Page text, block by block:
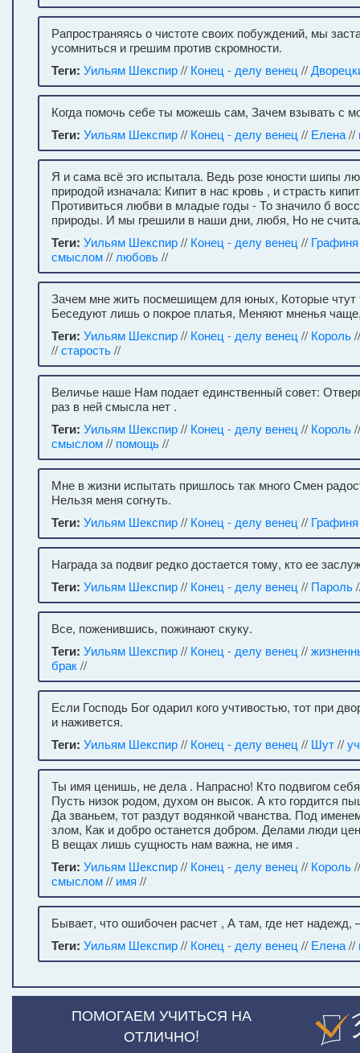
Рапространяясь о чистоте своих побуждений, мы
усомниться и грешим против скромности.
Теги: Уильям Шекспир// Конец - делу венец //
Когда помочь себе ты можешь сам, Зачем взывать с
Теги: Уильям Шекспир// Конец - делу венец // Елена//
Я и сама всё эго испытала. Ведь розе юности шипы
природой изначала: Кипит в нас кровь , и страсть
Противиться любви в младые годы - То значило б
природы. И мы грешили в наши дни, любя, Но не
Теги: Уильям Шекспир// Конец - делу венец // Графиня
смыслом// любовь//
Зачем мне жить посмешищем для юных, Которые чтут
Беседуют лишь о покрое платья, Меняют мненья
Теги: Уильям Шекспир// Конец - делу венец // Король
//старость//
Величье наше Нам подает единственный совет:
раз в ней смысла нет .
Теги: Уильям Шекспир// Конец - делу венец // Король
смыслом// помощь//
Мне в жизни испытать пришлось так много Смен
Нельзя меня согнуть.
Теги: Уильям Шекспир// Конец - делу венец // Графиня
Награда за подвиг редко достается тому, кто ее
Теги: Уильям Шекспир// Конец - делу венец // Пароль
Все, поженившись, пожинают скуку.
Теги: Уильям Шекспир// Конец - делу венец //
брак//
Если Господь Бог одарил кого учтивостью, тот при
и наживется.
Теги: Уильям Шекспир// Конец - делу венец // Шут//
Ты имя ценишь, не дела . Напрасно! Кто подвигом
Пусть низок родом, духом он высок. А кто гордится
Да званьем, тот раздут водянкой чванства. Под
злом, Как и добро останется добром. Делами люди
В вещах лишь сущность нам важна, не имя .
Теги: Уильям Шекспир// Конец - делу венец // Король
смыслом// имя //
Бывает, что ошибочен расчет , А там, где нет
Теги: Уильям Шекспир// Конец - делу венец // Елена//
ПОМОГАЕМ УЧИТЬСЯ НА
ОТЛИЧНО!